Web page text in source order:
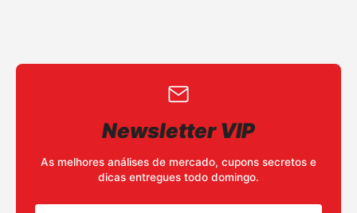
Newsletter VIP
As melhores análises de mercado, cupons secretos e
dicas entregues todo domingo.